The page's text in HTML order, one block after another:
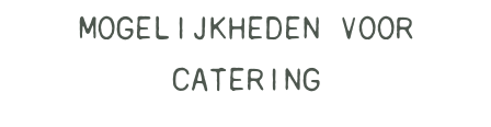
MOGELIJKHEDEN VOOR
CATERING